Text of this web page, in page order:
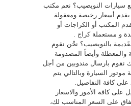
سيارات النويصيب؟ نعم مكتب
أسعار رخيصة ومعقولة
المكتب أو الكراجات أو
و مستعملةكراج
بالنويصيب؟ نحْن نقوم
والمعطلة وأيضاً المصدومة
نقوم بارسال مندوبين من أجل
موتور السيارة وبالتالي يتم
على كافة التفاصيل.
على كافة الأمور والاسعار
على السعر المناسب لك،